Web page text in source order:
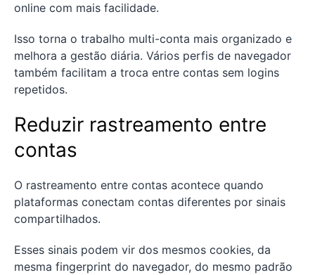
online com mais facilidade.
Isso torna o trabalho multi-conta mais organizado e
melhora a gestão diária. Vários perfis de navegador
também facilitam a troca entre contas sem logins
repetidos.
Reduzir rastreamento entre
contas
O rastreamento entre contas acontece quando
plataformas conectam contas diferentes por sinais
compartilhados.
Esses sinais podem vir dos mesmos cookies, da
mesma fingerprint do navegador, do mesmo padrão